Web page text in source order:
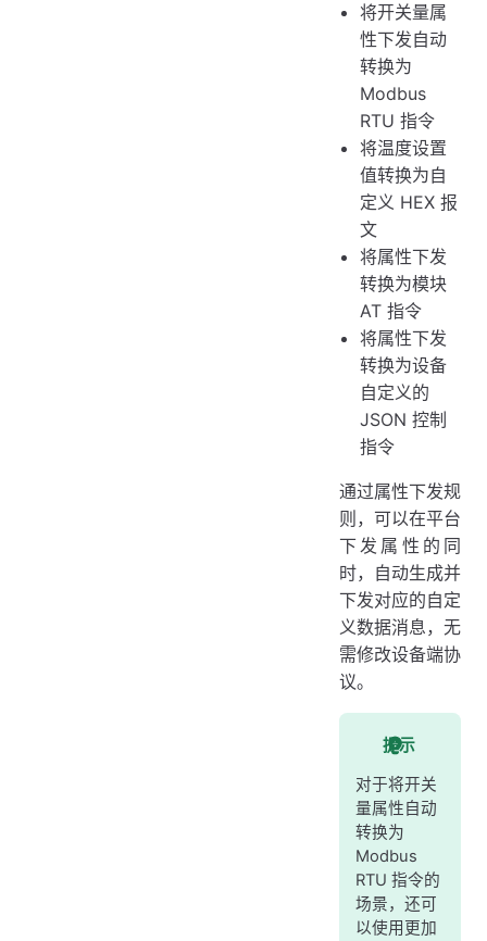
将开关量属
性下发自动
转换为
Modbus
RTU 指令
将温度设置
值转换为自
定义 HEX 报
文
将属性下发
转换为模块
AT 指令
将属性下发
转换为设备
自定义的
JSON 控制
指令
通过属性下发规
则，可以在平台
下发属性的同
时，自动生成并
下发对应的自定
义数据消息，无
需修改设备端协
议。
提示
对于将开关
量属性自动
转换为
Modbus
RTU 指令的
场景，还可
以使用更加